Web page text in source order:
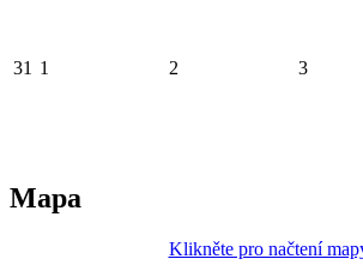
31 1 2 3
Mapa
Klikněte pro načtení